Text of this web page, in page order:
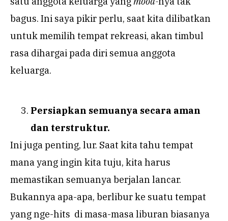
bagus. Ini saya pikir perlu, saat kita dilibatkan
untuk memilih tempat rekreasi, akan timbul
rasa dihargai pada diri semua anggota
keluarga.
Persiapkan semuanya secara aman
dan terstruktur.
Ini juga penting, lur. Saat kita tahu tempat
mana yang ingin kita tuju, kita harus
memastikan semuanya berjalan lancar.
Bukannya apa-apa, berlibur ke suatu tempat
yang nge-hits di masa-masa liburan biasanya